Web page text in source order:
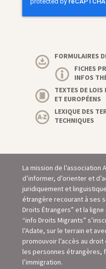
FORMULAIRES
FICHES
INFOS
TEXTES DE LOIS
ET EUROPÉENS
LEXIQUE DES
TECHNIQUES
La mission de l’association
d’informer, d’orienter et
juridiquement et
étrangère recourant à ses
Droits Étrangers” et la
“info Droits Migrants”
l’Adate, sur le terrain et
promouvoir l’accès au
les personnes étrangères,
l’immigration.